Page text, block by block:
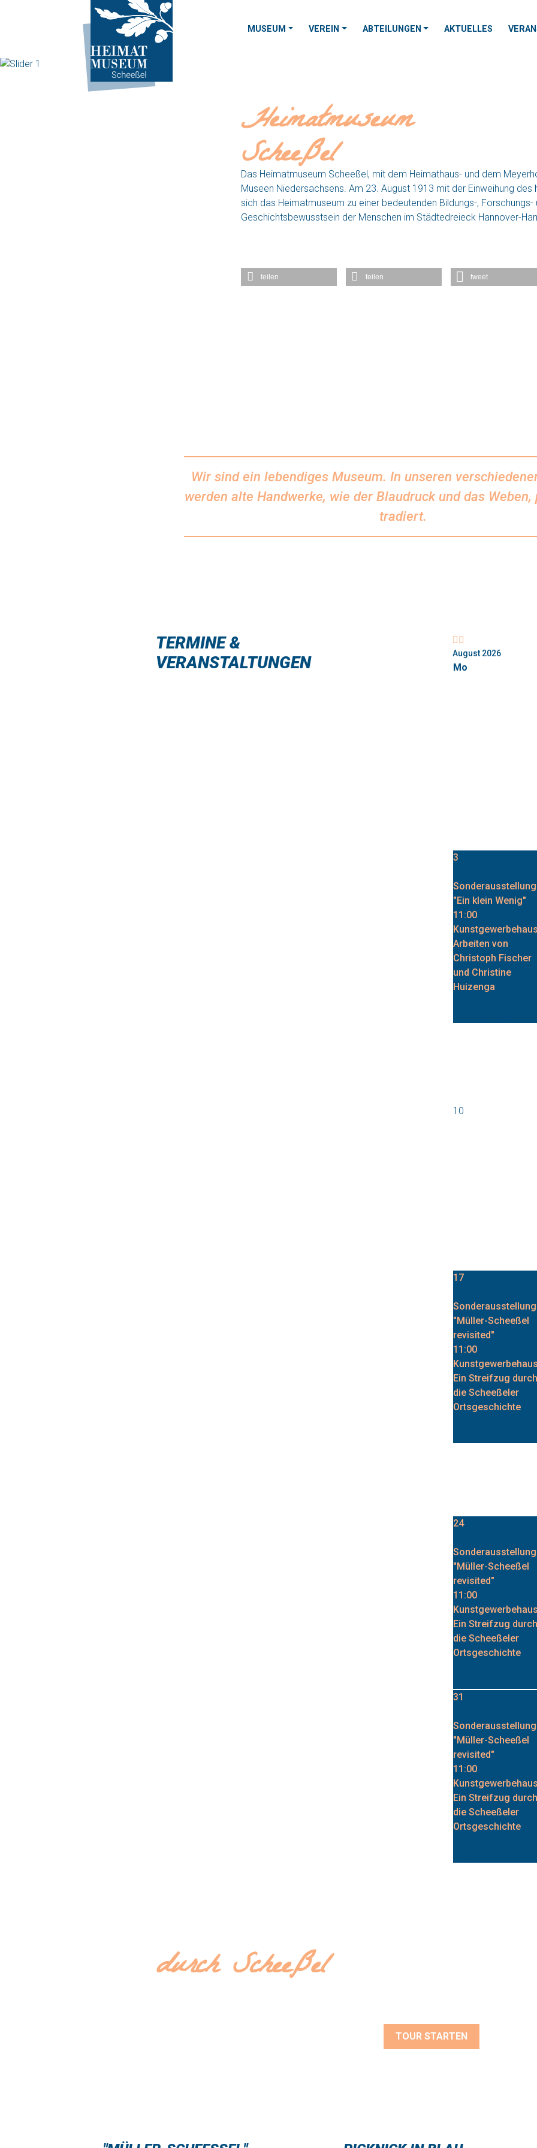
MUSEUM VEREIN ABTEILUNGEN AKTUELLES
Previous
Heimatmuseum
Scheeßel
Das Heimatmuseum Scheeßel, mit dem Heimathaus- und dem
Museen Niedersachsens. Am 23. August 1913 mit der Einweihung
sich das Heimatmuseum zu einer bedeutenden Bildungs-,
Geschichtsbewusstsein der Menschen im Städtedreieck Hannover-
teilen teilen tweet
Wir sind ein lebendiges Museum. In unseren
werden alte Handwerke, wie der Blaudruck und das
tradiert.
TERMINE &
VERANSTALTUNGEN
Vorheriger
Monat
Nächstes
Monat
August 2026
Mo
3
Sonderausstellung
"Ein klein Wenig"
11:00
Kunstgewerbehaus
Arbeiten von
Christoph Fischer
und Christine
Huizenga
10
17
Sonderausstellung
"Müller-Scheeßel
revisited"
11:00
Kunstgewerbehaus
Ein Streifzug durch
die Scheeßeler
Ortsgeschichte
24
Sonderausstellung
"Müller-Scheeßel
revisited"
11:00
Kunstgewerbehaus
Ein Streifzug durch
die Scheeßeler
Ortsgeschichte
31
Sonderausstellung
"Müller-Scheeßel
revisited"
11:00
Kunstgewerbehaus
Ein Streifzug durch
die Scheeßeler
Ortsgeschichte
durch Scheeßel
TOUR STARTEN